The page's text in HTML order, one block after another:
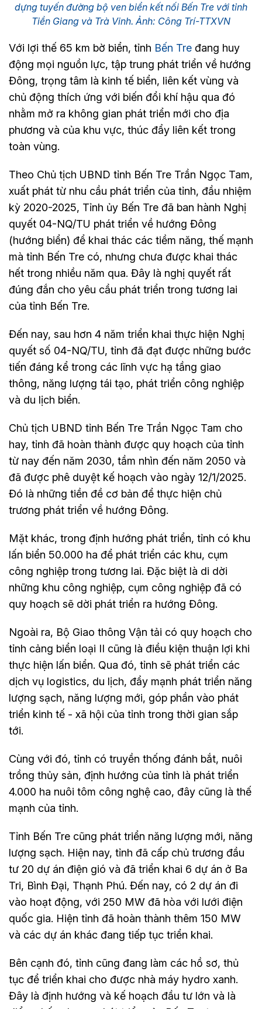
dựng tuyến đường bộ ven biển kết nối Bến Tre với tỉnh
Tiền Giang và Trà Vinh. Ảnh: Công Trí-TTXVN
Với lợi thế 65 km bờ biển, tỉnh Bến Tre đang huy
động mọi nguồn lực, tập trung phát triển về hướng
Đông, trọng tâm là kinh tế biển, liên kết vùng và
chủ động thích ứng với biến đổi khí hậu qua đó
nhằm mở ra không gian phát triển mới cho địa
phương và của khu vực, thúc đẩy liên kết trong
toàn vùng.
Theo Chủ tịch UBND tỉnh Bến Tre Trần Ngọc Tam,
xuất phát từ nhu cầu phát triển của tỉnh, đầu nhiệm
kỳ 2020-2025, Tỉnh ủy Bến Tre đã ban hành Nghị
quyết 04-NQ/TU phát triển về hướng Đông
(hướng biển) để khai thác các tiềm năng, thế mạnh
mà tỉnh Bến Tre có, nhưng chưa được khai thác
hết trong nhiều năm qua. Đây là nghị quyết rất
đúng đắn cho yêu cầu phát triển trong tương lai
của tỉnh Bến Tre.
Đến nay, sau hơn 4 năm triển khai thực hiện Nghị
quyết số 04-NQ/TU, tỉnh đã đạt được những bước
tiến đáng kể trong các lĩnh vực hạ tầng giao
thông, năng lượng tái tạo, phát triển công nghiệp
và du lịch biển.
Chủ tịch UBND tỉnh Bến Tre Trần Ngọc Tam cho
hay, tỉnh đã hoàn thành được quy hoạch của tỉnh
từ nay đến năm 2030, tầm nhìn đến năm 2050 và
đã được phê duyệt kế hoạch vào ngày 12/1/2025.
Đó là những tiền đề cơ bản để thực hiện chủ
trương phát triển về hướng Đông.
Mặt khác, trong định hướng phát triển, tỉnh có khu
lấn biển 50.000 ha để phát triển các khu, cụm
công nghiệp trong tương lai. Đặc biệt là di dời
những khu công nghiệp, cụm công nghiệp đã có
quy hoạch sẽ dời phát triển ra hướng Đông.
Ngoài ra, Bộ Giao thông Vận tải có quy hoạch cho
tỉnh cảng biển loại II cũng là điều kiện thuận lợi khi
thực hiện lấn biển. Qua đó, tỉnh sẽ phát triển các
dịch vụ logistics, du lịch, đẩy mạnh phát triển năng
lượng sạch, năng lượng mới, góp phần vào phát
triển kinh tế - xã hội của tỉnh trong thời gian sắp
tới.
Cùng với đó, tỉnh có truyền thống đánh bắt, nuôi
trồng thủy sản, định hướng của tỉnh là phát triển
4.000 ha nuôi tôm công nghệ cao, đây cũng là thế
mạnh của tỉnh.
Tỉnh Bến Tre cũng phát triển năng lượng mới, năng
lượng sạch. Hiện nay, tỉnh đã cấp chủ trương đầu
tư 20 dự án điện gió và đã triển khai 6 dự án ở Ba
Tri, Bình Đại, Thạnh Phú. Đến nay, có 2 dự án đi
vào hoạt động, với 250 MW đã hòa với lưới điện
quốc gia. Hiện tỉnh đã hoàn thành thêm 150 MW
và các dự án khác đang tiếp tục triển khai.
Bên cạnh đó, tỉnh cũng đang làm các hồ sơ, thủ
tục để triển khai cho được nhà máy hydro xanh.
Đây là định hướng và kế hoạch đầu tư lớn và là